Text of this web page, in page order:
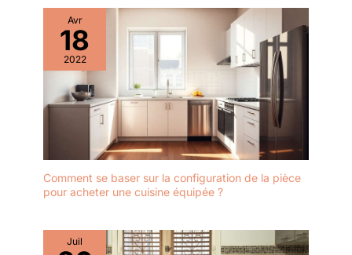
Avr
18
2022
Comment se baser sur la configuration de la pièce
pour acheter une cuisine équipée ?
Juil